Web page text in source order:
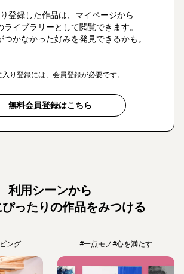
登録した作品は、マイページから
ライブラリーとして閲覧できます。
つかなかった好みを発見できるかも。
り登録には、会員登録が必要です。
無料会員登録はこちら
利用シーンから
ったりの作品をみつける
ング #一点モノ#心を満たす